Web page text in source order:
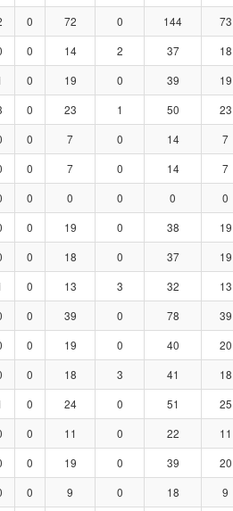
0 72 0 144 73
0 14 2 37 18
0 19 0 39 19
0 23 1 50 23
0 7 0 14 7
0 7 0 14 7
0 0 0 0 0
0 19 0 38 19
0 18 0 37 19
0 13 3 32 13
0 39 0 78 39
0 19 0 40 20
0 18 3 41 18
0 24 0 51 25
0 11 0 22 11
0 19 0 39 20
0 9 0 18 9